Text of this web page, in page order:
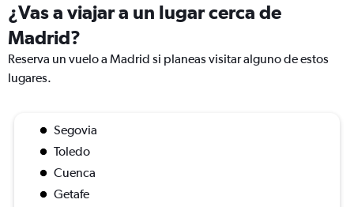
¿Vas a viajar a un lugar cerca de
Madrid?
Reserva un vuelo a Madrid si planeas visitar alguno de estos
lugares.
Segovia
Toledo
Cuenca
Getafe